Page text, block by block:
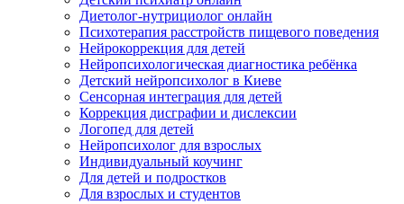
Диетолог-нутрициолог онлайн
Психотерапия расстройств пищевого поведения
Нейрокоррекция для детей
Нейропсихологическая диагностика ребёнка
Детский нейропсихолог в Киеве
Сенсорная интеграция для детей
Коррекция дисграфии и дислексии
Логопед для детей
Нейропсихолог для взрослых
Индивидуальный коучинг
Для детей и подростков
Для взрослых и студентов